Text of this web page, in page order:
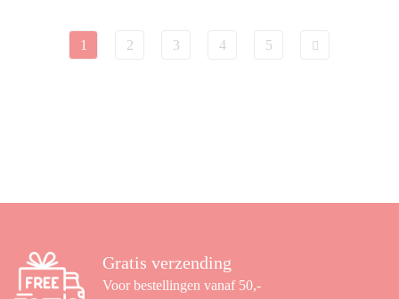
1 2 3 4 5
Gratis verzending
Voor bestellingen vanaf 50,-